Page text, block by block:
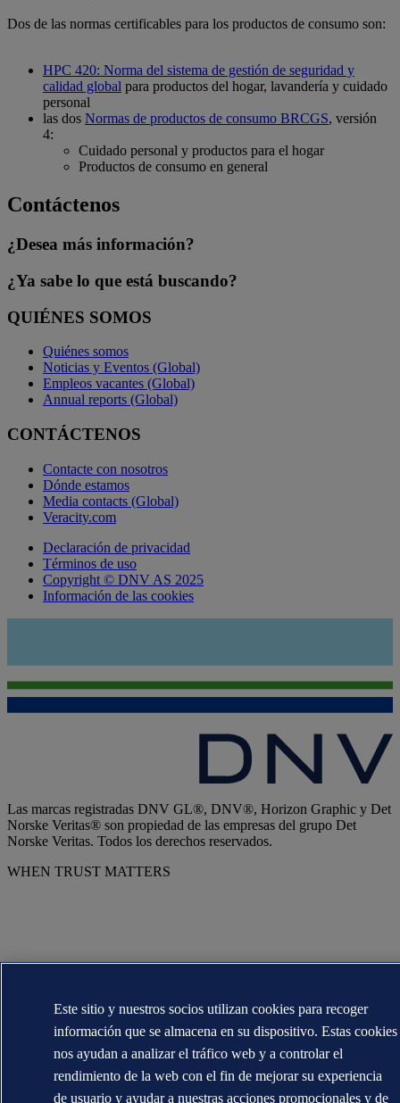
Dos de las normas certificables para los productos de consumo son:
HPC 420: Norma del sistema de gestión de seguridad y
calidad global para productos del hogar, lavandería y cuidado
personal
las dos Normas de productos de consumo BRCGS, versión
4:
Cuidado personal y productos para el hogar
Productos de consumo en general
Contáctenos
¿Desea más información?
¿Ya sabe lo que está buscando?
QUIÉNES SOMOS
Quiénes somos
Noticias y Eventos (Global)
Empleos vacantes (Global)
Annual reports (Global)
CONTÁCTENOS
Contacte con nosotros
Dónde estamos
Media contacts (Global)
Veracity.com
Declaración de privacidad
Términos de uso
Copyright © DNV AS 2025
Información de las cookies
Las marcas registradas DNV GL®, DNV®, Horizon Graphic y Det
Norske Veritas® son propiedad de las empresas del grupo Det
Norske Veritas. Todos los derechos reservados.
WHEN TRUST MATTERS
Este sitio y nuestros socios utilizan cookies para recoger
información que se almacena en su dispositivo. Estas cookies
nos ayudan a analizar el tráfico web y a controlar el
rendimiento de la web con el fin de mejorar su experiencia
de usuario y ayudar a nuestras acciones promocionales y de